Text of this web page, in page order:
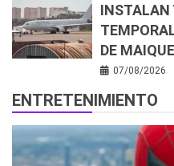
INSTALAN
DE
07/08/2026
ENTRETENIMIENTO